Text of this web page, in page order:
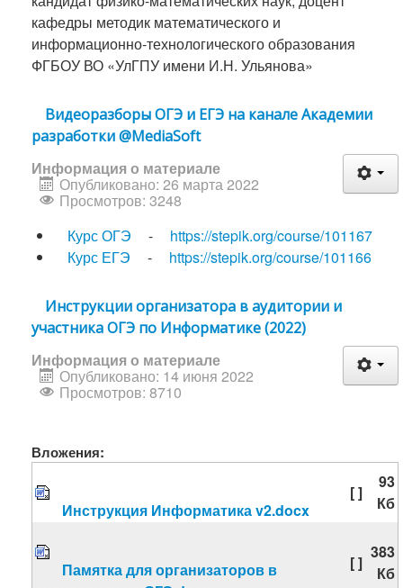
кафедры методик математического и
информационно-технологического образования
ФГБОУ ВО «УлГПУ имени И.Н. Ульянова»
Видеоразборы ОГЭ и ЕГЭ на канале Академии
разработки @MediaSoft
Информация о материале
Опубликовано: 26 марта 2022
Просмотров: 3248
Курс ОГЭ
-
https://stepik.org/course/101167
Курс ЕГЭ
- https://stepik.org/course/101166
Инструкции организатора в аудитории и
участника ОГЭ по Информатике (2022)
Информация о материале
Опубликовано: 14 июня 2022
Просмотров: 8710
Вложения:
Инструкция Информатика v2.docx
[ ]
93
Кб
Памятка для организаторов в
[ ]
383
Кб